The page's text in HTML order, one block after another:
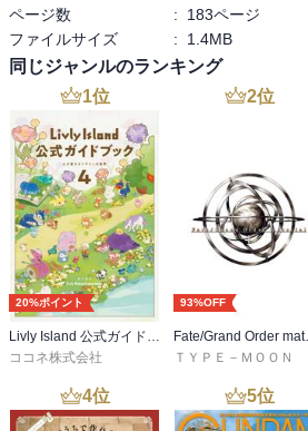
ページ数
:
183ページ
ファイルサイズ
: 1.4MB
同じジャンルのランキング
1位
20%ポイント
Livly Island 公式ガイドブック４ 心が重なるリヴリーの世界【プロダクトコード付き】
ココネ株式会社
2位
93%OFF
ＴＹＰＥ－ＭＯＯＮ
4位 5位